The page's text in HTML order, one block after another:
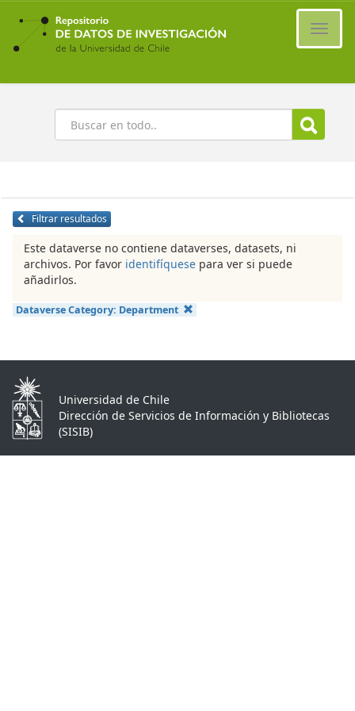
Ir
contenido
principal
Buscar
Filtrar resultados
Este dataverse no contiene dataverses, datasets, ni
archivos. Por favor identifíquese para ver si puede
añadirlos.
Dataverse Category: Department
Universidad de Chile
Dirección de Servicios de Información y Bibliotecas
(SISIB)